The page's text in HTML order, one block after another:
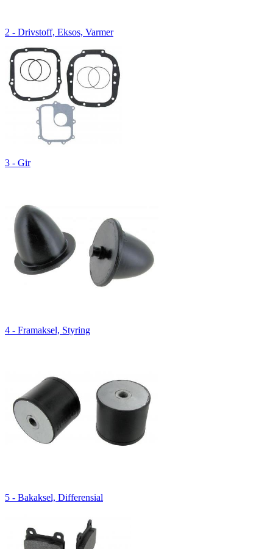
2 - Drivstoff, Eksos, Varmer
3 - Gir
4 - Framaksel, Styring
5 - Bakaksel, Differensial